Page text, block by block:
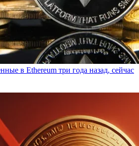
в Ethereum три года назад, сейчас